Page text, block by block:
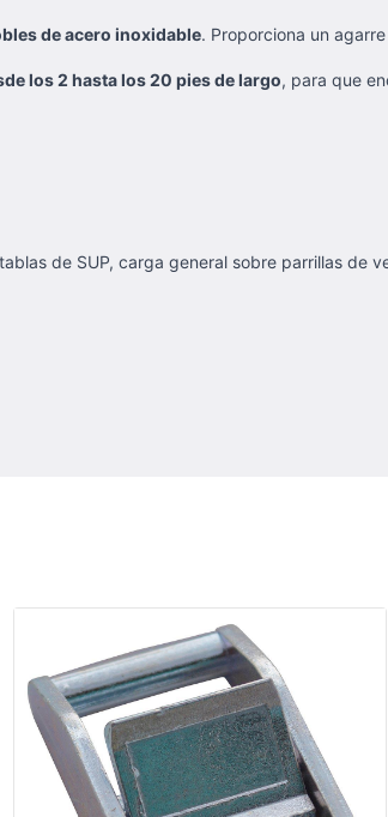
de acero inoxidable. Proporciona un
los 2 hasta los 20 pies de largo, para que
de SUP, carga general sobre parrillas de